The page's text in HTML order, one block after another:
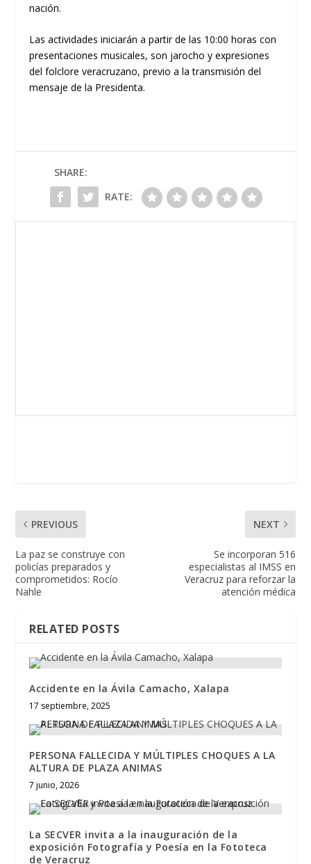
nación.
Las actividades iniciarán a partir de las 10:00 horas con
presentaciones musicales, son jarocho y expresiones
del folclore veracruzano, previo a la transmisión del
mensaje de la Presidenta.
SHARE:
RATE:
PREVIOUS
La paz se construye con
policías preparados y
comprometidos: Rocío
Nahle
NEXT
Se incorporan 516
especialistas al IMSS en
Veracruz para reforzar la
atención médica
RELATED POSTS
Accidente en la Ávila Camacho, Xalapa
17 septiembre, 2025
PERSONA FALLECIDA Y MÚLTIPLES CHOQUES A LA
ALTURA DE PLAZA ANIMAS
7 junio, 2026
La SECVER invita a la inauguración de la
exposición Fotografía y Poesía en la Fototeca
de Veracruz